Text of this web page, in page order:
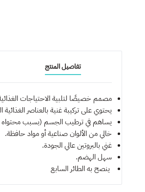
تفاصيل المنتج
مصمم خصيصًا لتلبية الاحتياجات
يحتوي على تركيبة غنية بالعناصر
يساهم في ترطيب الجسم (بسبب محتواه
خالي من الألوان صناعية أو مواد حافظة.
غني بالبروتين عالي الجودة.
سهل الهضم.
ينصح بهالطائر السابع